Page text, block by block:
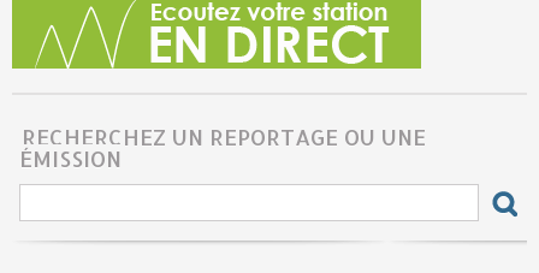
RECHERCHEZ UN REPORTAGE OU UNE
ÉMISSION